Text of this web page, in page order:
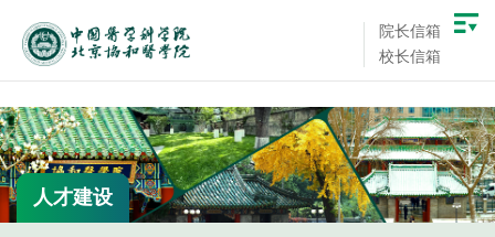
院长信箱
校长信箱
人才建设